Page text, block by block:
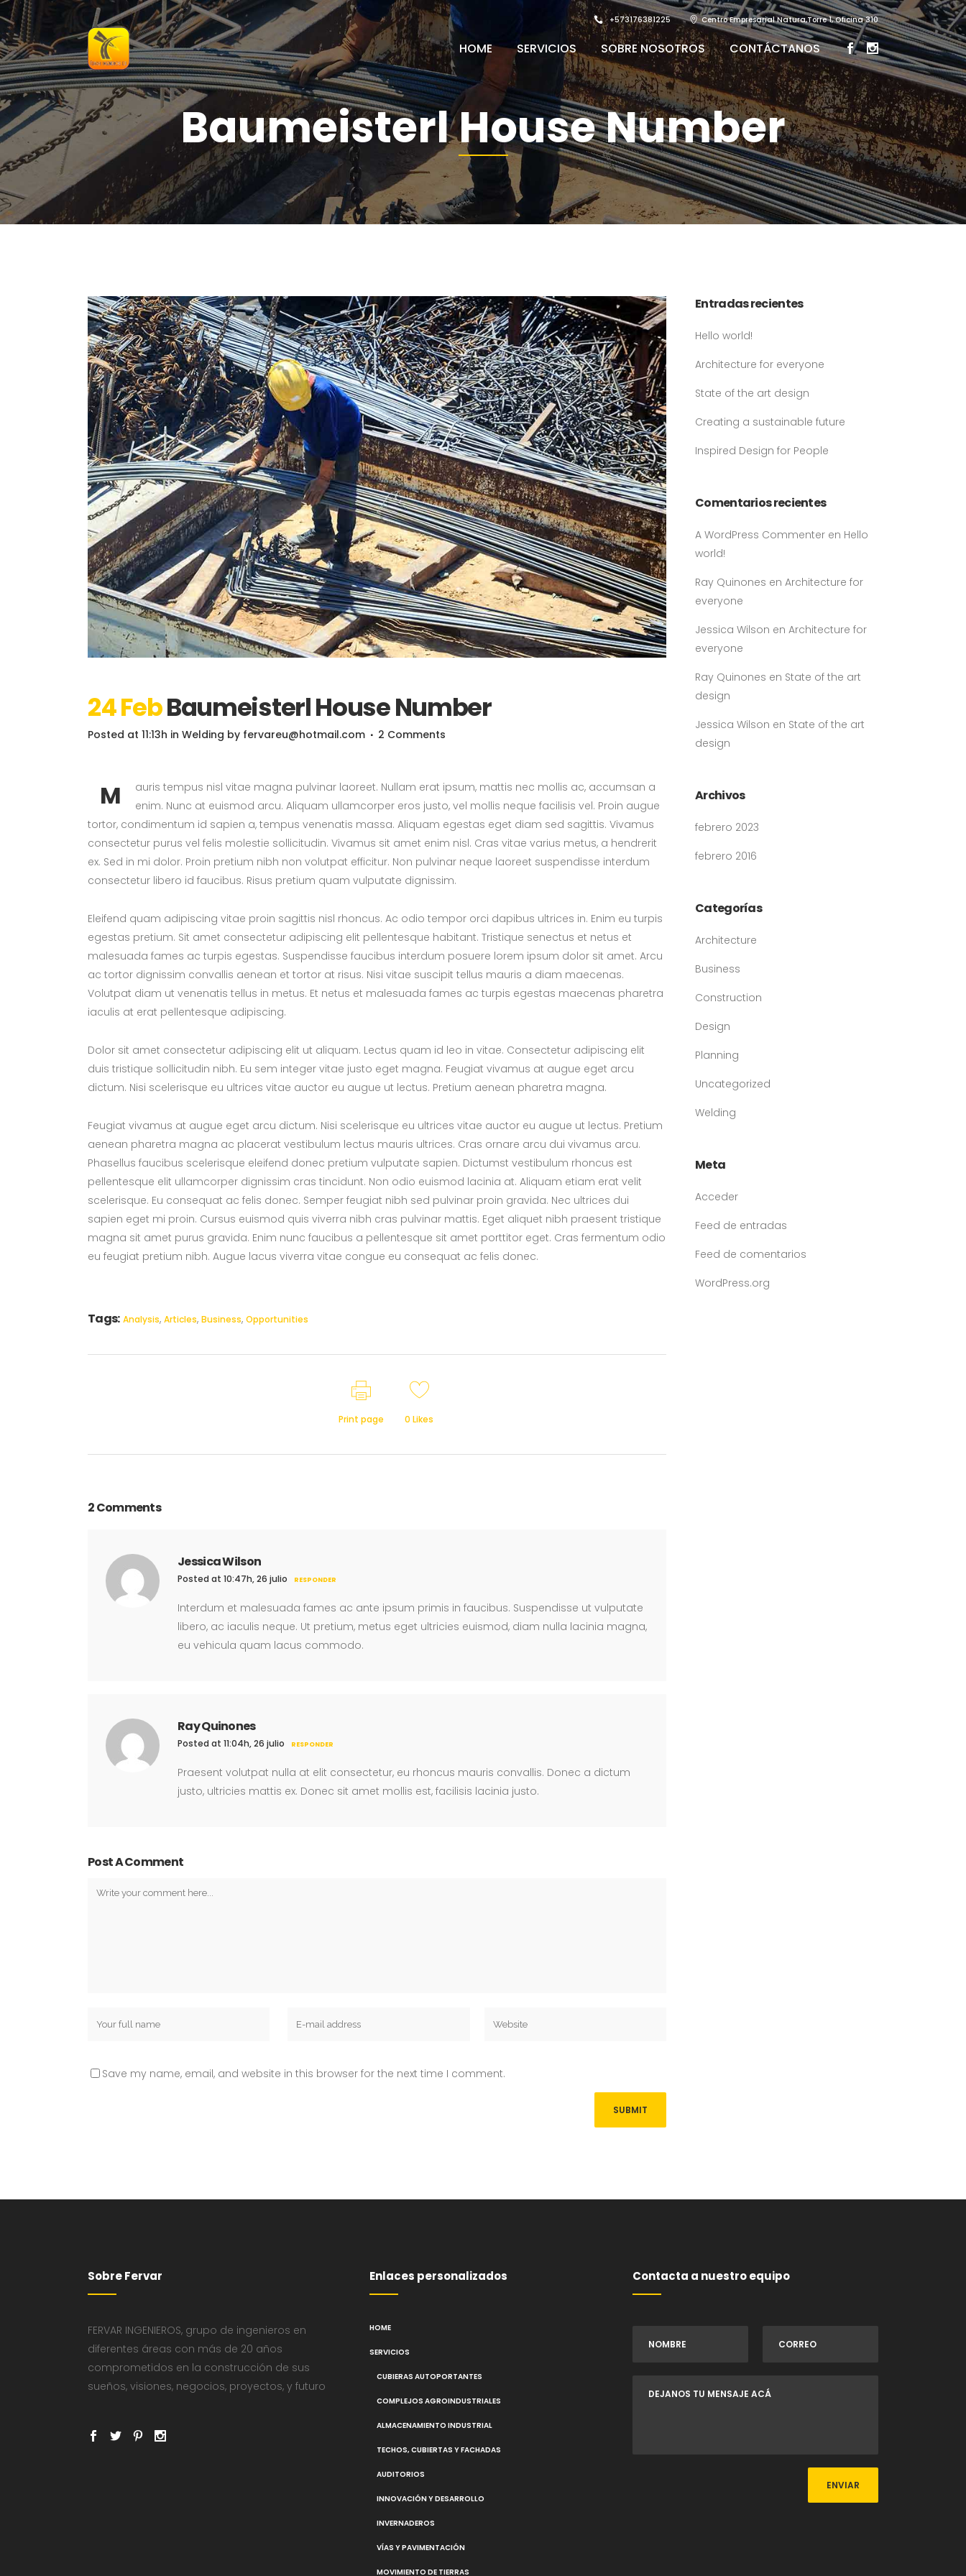
+573176381225 Centro Empresarial Natura,Torre 1, Oficina 310
HOME SERVICIOS SOBRE NOSOTROS CONTÁCTANOS
Baumeisterl House Number
24 FebBaumeisterl House Number
Posted at 11:13h in Welding by fervareu@hotmail.com 2 Comments
M
auris tempus nisl vitae magna pulvinar laoreet. Nullam erat ipsum, mattis nec mollis ac, accumsan a
enim. Nunc at euismod arcu. Aliquam ullamcorper eros justo, vel mollis neque facilisis vel. Proin augue
tortor, condimentum id sapien a, tempus venenatis massa. Aliquam egestas eget diam sed sagittis. Vivamus
consectetur purus vel felis molestie sollicitudin. Vivamus sit amet enim nisl. Cras vitae varius metus, a hendrerit
ex. Sed in mi dolor. Proin pretium nibh non volutpat efficitur. Non pulvinar neque laoreet suspendisse interdum
consectetur libero id faucibus. Risus pretium quam vulputate dignissim.
Eleifend quam adipiscing vitae proin sagittis nisl rhoncus. Ac odio tempor orci dapibus ultrices in. Enim eu turpis
egestas pretium. Sit amet consectetur adipiscing elit pellentesque habitant. Tristique senectus et netus et
malesuada fames ac turpis egestas. Suspendisse faucibus interdum posuere lorem ipsum dolor sit amet. Arcu
ac tortor dignissim convallis aenean et tortor at risus. Nisi vitae suscipit tellus mauris a diam maecenas.
Volutpat diam ut venenatis tellus in metus. Et netus et malesuada fames ac turpis egestas maecenas pharetra
iaculis at erat pellentesque adipiscing.
Dolor sit amet consectetur adipiscing elit ut aliquam. Lectus quam id leo in vitae. Consectetur adipiscing elit
duis tristique sollicitudin nibh. Eu sem integer vitae justo eget magna. Feugiat vivamus at augue eget arcu
dictum. Nisi scelerisque eu ultrices vitae auctor eu augue ut lectus. Pretium aenean pharetra magna.
Feugiat vivamus at augue eget arcu dictum. Nisi scelerisque eu ultrices vitae auctor eu augue ut lectus. Pretium
aenean pharetra magna ac placerat vestibulum lectus mauris ultrices. Cras ornare arcu dui vivamus arcu.
Phasellus faucibus scelerisque eleifend donec pretium vulputate sapien. Dictumst vestibulum rhoncus est
pellentesque elit ullamcorper dignissim cras tincidunt. Non odio euismod lacinia at. Aliquam etiam erat velit
scelerisque. Eu consequat ac felis donec. Semper feugiat nibh sed pulvinar proin gravida. Nec ultrices dui
sapien eget mi proin. Cursus euismod quis viverra nibh cras pulvinar mattis. Eget aliquet nibh praesent tristique
magna sit amet purus gravida. Enim nunc faucibus a pellentesque sit amet porttitor eget. Cras fermentum odio
eu feugiat pretium nibh. Augue lacus viverra vitae congue eu consequat ac felis donec.
Tags: Analysis, Articles, Business, Opportunities
Print page 0 Likes
2 Comments
Jessica Wilson
Posted at 10:47h, 26 julio RESPONDER
Interdum et malesuada fames ac ante ipsum primis in faucibus. Suspendisse ut vulputate
libero, ac iaculis neque. Ut pretium, metus eget ultricies euismod, diam nulla lacinia magna,
eu vehicula quam lacus commodo.
Ray Quinones
Posted at 11:04h, 26 julio RESPONDER
Praesent volutpat nulla at elit consectetur, eu rhoncus mauris convallis. Donec a dictum
justo, ultricies mattis ex. Donec sit amet mollis est, facilisis lacinia justo.
Post A Comment
Save my name, email, and website in this browser for the next time I comment.
Entradas recientes
Hello world!
Architecture for everyone
State of the art design
Creating a sustainable future
Inspired Design for People
Comentarios recientes
A WordPress Commenter en Hello
world!
Ray Quinones en Architecture for
everyone
Jessica Wilson en Architecture for
everyone
Ray Quinones en State of the art
design
Jessica Wilson en State of the art
design
Archivos
febrero 2023
febrero 2016
Categorías
Architecture
Business
Construction
Design
Planning
Uncategorized
Welding
Meta
Acceder
Feed de entradas
Feed de comentarios
WordPress.org
Sobre Fervar
FERVAR INGENIEROS, grupo de ingenieros en
diferentes áreas con más de 20 años
comprometidos en la construcción de sus
sueños, visiones, negocios, proyectos, y futuro
Enlaces personalizados
HOME
SERVICIOS
CUBIERAS AUTOPORTANTES
COMPLEJOS AGROINDUSTRIALES
ALMACENAMIENTO INDUSTRIAL
TECHOS, CUBIERTAS Y FACHADAS
AUDITORIOS
INNOVACIÓN Y DESARROLLO
INVERNADEROS
VÍAS Y PAVIMENTACIÓN
MOVIMIENTO DE TIERRAS
Contacta a nuestro equipo